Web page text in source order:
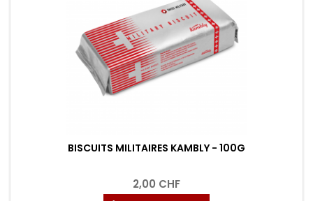
BISCUITS MILITAIRES KAMBLY - 100G
2,00 CHF